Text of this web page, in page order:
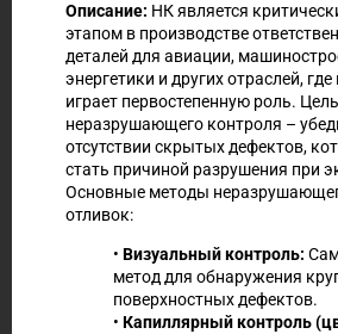
Описание: НК является
этапом в производстве
деталей для авиации,
энергетики и других отраслей,
играет первостепенную роль. Цель
неразрушающего контроля –
отсутствии скрытых дефектов,
стать причиной разрушения при
Основные методы
отливок:
• Визуальный контроль:
метод для обнаружения
поверхностных дефектов.
• Капиллярный контроль